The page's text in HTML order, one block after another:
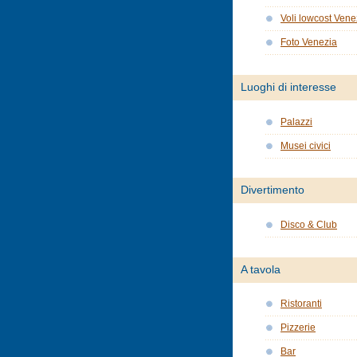
Voli lowcost
Foto Venezia
Luoghi di interesse
Palazzi
Musei civici
Divertimento
Disco & Club
A tavola
Ristoranti
Pizzerie
Bar